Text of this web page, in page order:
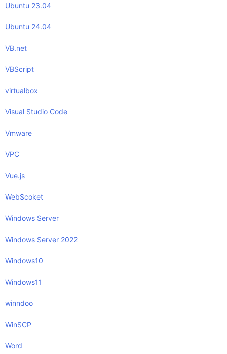
Ubuntu 23.04
Ubuntu 24.04
VB.net
VBScript
virtualbox
Visual Studio Code
Vmware
VPC
Vue.js
WebScoket
Windows Server
Windows Server 2022
Windows10
Windows11
winndoo
WinSCP
Word